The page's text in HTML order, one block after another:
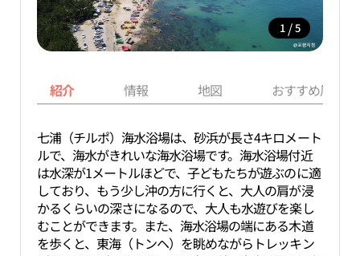
1 / 5
紹介 情報 地図 おすすめ周辺
七浦（チルポ）海水浴場は、砂浜が長さ4キロメート
ルで、海水がきれいな海水浴場です。海水浴場付近
は水深が1メートルほどで、子どもたちが遊ぶのに適
しており、もう少し沖の方に行くと、大人の肩が浸
かるくらいの深さになるので、大人も水遊びを楽し
むことができます。また、海水浴場の端にある木道
を歩くと、東海（トンヘ）を眺めながらトレッキン